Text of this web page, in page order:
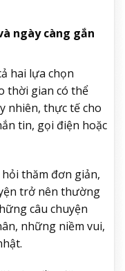
ngày càng gắn
hai lựa chọn
thời gian có thể
nhiên, thực tế cho
tin, gọi điện hoặc
thăm đơn giản,
trở nên thường
câu chuyện
những niềm vui,